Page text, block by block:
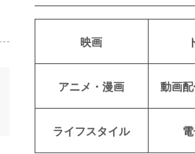
映画
アニメ・漫画 動画
ライフスタイル